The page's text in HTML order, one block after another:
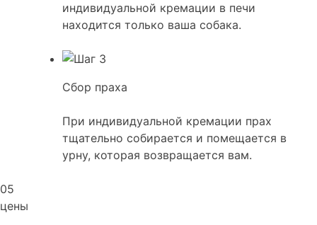
индивидуальной кремации в печи
находится только ваша собака.
Сбор праха
При индивидуальной кремации прах
тщательно собирается и помещается в
урну, которая возвращается вам.
05
цены